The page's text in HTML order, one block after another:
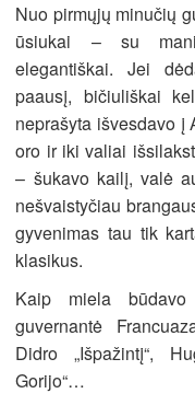
Nuo pirmųjų minučių
ūsiukai – su
elegantiškai. Jei
paausį, bičiuliškai
neprašyta išvesdavo į
oro ir iki valiai
– šukavo kailį, valė
nešvaistyčiau
gyvenimas tau tik
klasikus.
Kaip miela
guvernantė
Didro „Išpažintį“,
Gorijo“…